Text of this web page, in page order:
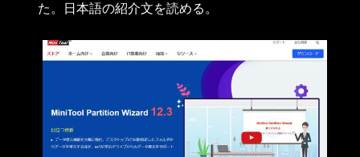
た。日本語の紹介文を読める。